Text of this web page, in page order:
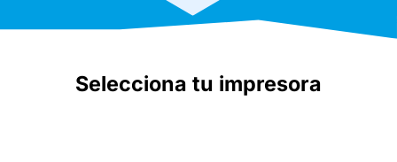
Selecciona tu impresora